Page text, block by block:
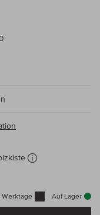
Werktage Auf Lager